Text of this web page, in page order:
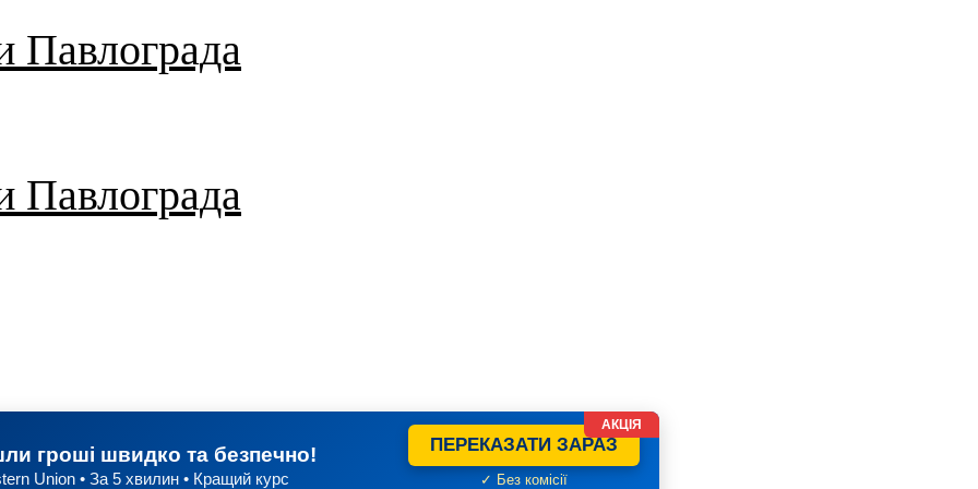
Павлограда
Павлограда
гроші швидко та безпечно!
Union • За 5 хвилин • Кращий курс
ПЕРЕКАЗАТИ ЗАРАЗ
✓ Без комісії
АКЦІЯ